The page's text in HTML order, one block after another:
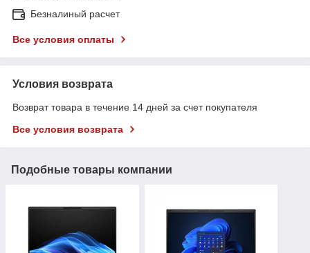
Безналиный расчет
Все условия оплаты
Условия возврата
Возврат товара в течение 14 дней за счет покупателя
Все условия возврата
Подобные товары компании